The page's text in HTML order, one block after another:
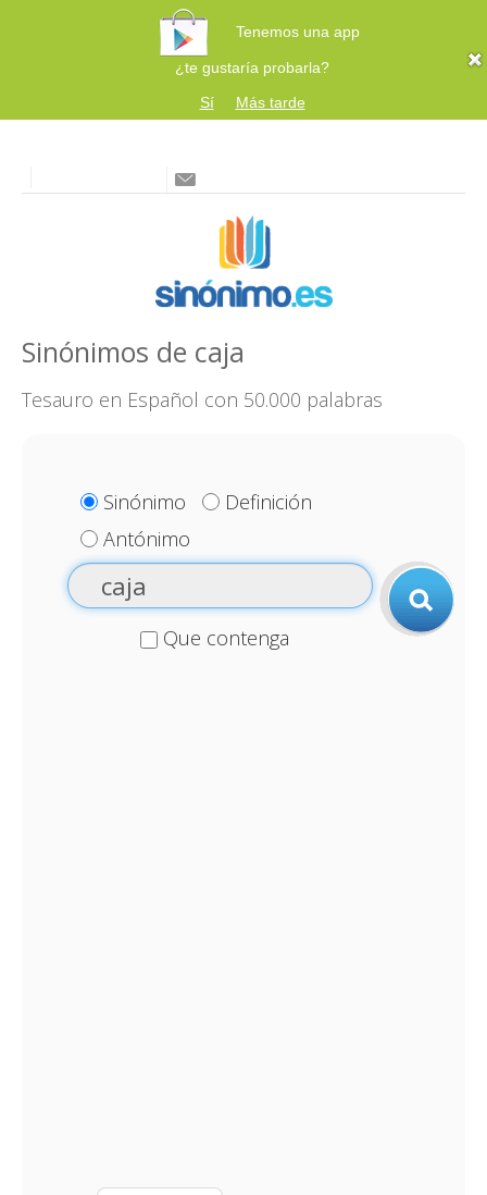
Tenemos una app
¿te gustaría probarla?
Sí
Más tarde
Sinónimos de caja
Tesauro en Español con 50.000 palabras
Sinónimo
Definición
Antónimo
Que contenga